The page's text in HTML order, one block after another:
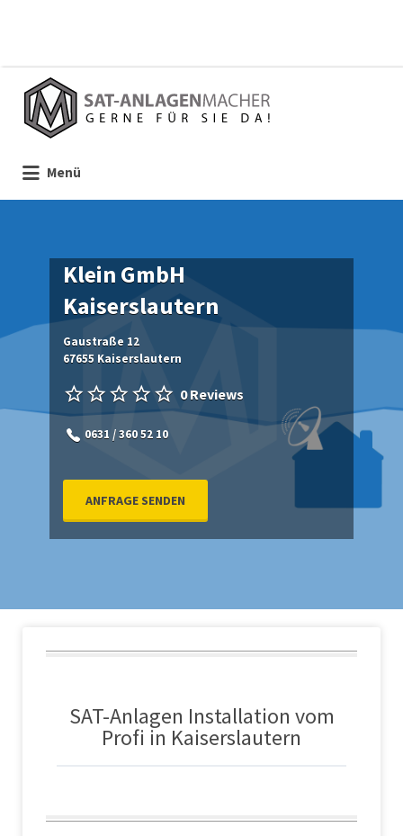
Suchen
nach:
Menü
Klein GmbH
Kaiserslautern
Gaustraße 12
67655 Kaiserslautern
0 Reviews
0631 / 360 52 10
ANFRAGE SENDEN
SAT-Anlagen Installation vom
Profi in Kaiserslautern